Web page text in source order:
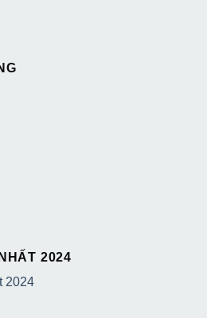
2024
2024